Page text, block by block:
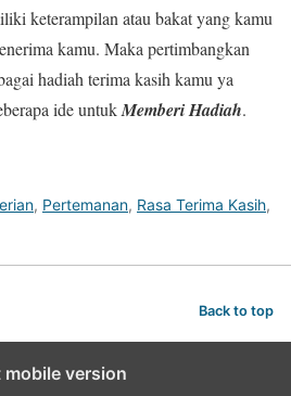
keterampilan atau bakat yang kamu
kamu. Maka pertimbangkan
hadiah terima kasih kamu ya
ide untukMemberi Hadiah.
, Pertemanan, Rasa Terima Kasih,
Back to top
mobile version